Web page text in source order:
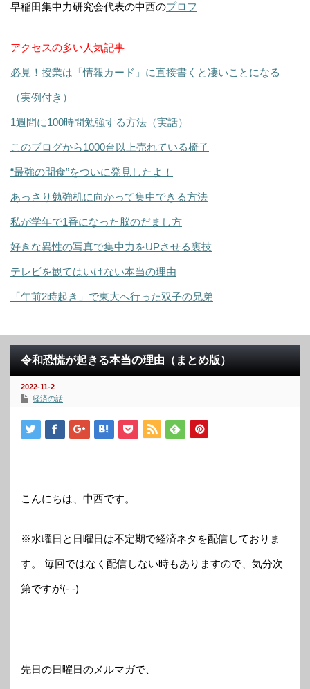
早稲田集中力研究会代表の中西のプロフ
アクセスの多い人気記事
必見！授業は「情報カード」に直接書くと凄いことになる
（実例付き）
1週間に100時間勉強する方法（実話）
このブログから1000台以上売れている椅子
“最強の間食”をついに発見したよ！
あっさり勉強机に向かって集中できる方法
私が学年で1番になった脳のだまし方
好きな異性の写真で集中力をUPさせる裏技
テレビを観てはいけない本当の理由
「午前2時起き」で東大へ行った双子の兄弟
令和恐慌が起きる本当の理由（まとめ版）
2022-11-2
経済の話
こんにちは、中西です。
※水曜日と日曜日は不定期で経済ネタを配信しておりま
す。 毎回ではなく配信しない時もありますので、気分次
第ですが(- -)
先日の日曜日のメルマガで、